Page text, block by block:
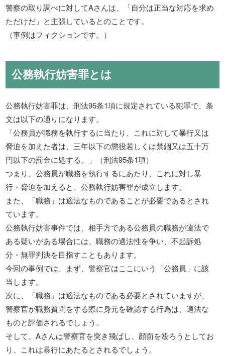
警察の取り調べに対してAさんは、「自分は正当な対応を求め
ただけだ」と主張しているとのことです。
（事例はフィクションです。）
公務執行妨害罪とは
公務執行妨害罪は、刑法95条1項に規定されている犯罪で、条
文は以下の通りになります。
「公務員が職務を執行するに当たり、これに対して暴行又は
脅迫を加えた者は、三年以下の懲役若しくは禁錮又は五十万
円以下の罰金に処する。」（刑法95条1項）
つまり、公務員が職務を執行するにあたり、これに対し暴
行・脅迫を加えると、公務執行妨害罪が成立します。
また、「職務」は適法なものであることが必要であるとされ
ています。
公務執行妨害事件では、相手方である公務員の職務が違法で
ある疑いがある場合には、職務の適法性を争い、不起訴処
分・無罪判決を目指すこともあります。
今回の事例では、まず、警察官はここにいう「公務員」に該
当します。
次に、「職務」は適法なものである必要とされていますが、
警察官が職務質問をする際に身元を確認する行為は、適法な
ものと評価されるでしょう。
そして、Aさんは警察官を突き飛ばし、顔面を殴ろうとしてお
り、これは暴行にあたるとされるでしょう。